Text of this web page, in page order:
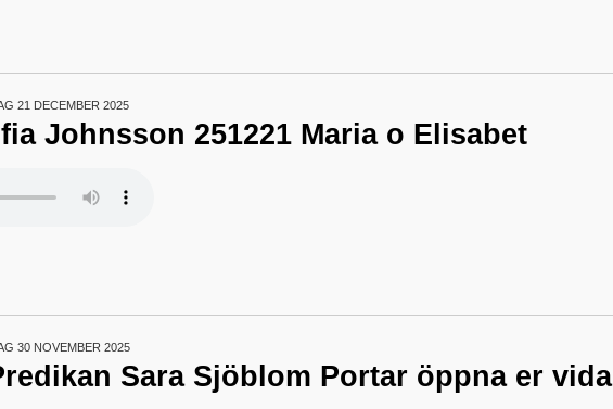
21 DECEMBER 2025
Johnsson 251221 Maria o Elisabet
30 NOVEMBER 2025
Sara Sjöblom Portar öppna er vida